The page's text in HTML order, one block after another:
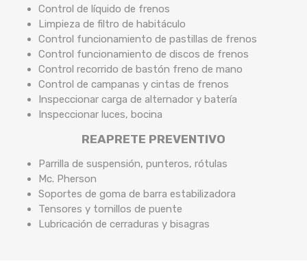
Control de líquido de frenos
Limpieza de filtro de habitáculo
Control funcionamiento de pastillas de frenos
Control funcionamiento de discos de frenos
Control recorrido de bastón freno de mano
Control de campanas y cintas de frenos
Inspeccionar carga de alternador y batería
Inspeccionar luces, bocina
REAPRETE PREVENTIVO
Parrilla de suspensión, punteros, rótulas
Mc. Pherson
Soportes de goma de barra estabilizadora
Tensores y tornillos de puente
Lubricación de cerraduras y bisagras